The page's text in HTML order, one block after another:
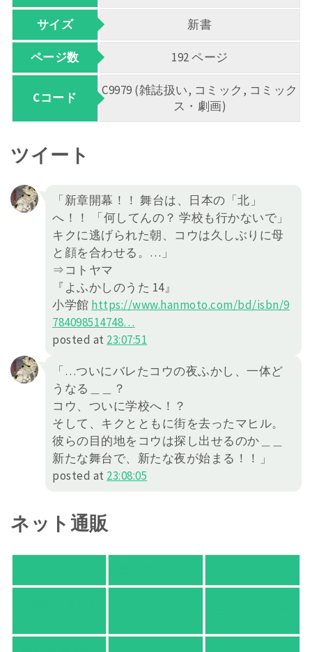
サイズ 新書
ページ数 192 ページ
Cコード
C9979 (雑誌扱い, コミック, コミック
ス・劇画)
ツイート
「新章開幕！！ 舞台は、日本の「北」
へ！！ 「何してんの？ 学校も行かないで」
キクに逃げられた朝、コウは久しぶりに母
と顔を合わせる。…」
⇒コトヤマ
『よふかしのうた 14』
小学館 https://www.hanmoto.com/bd/isbn/9
784098514748…
posted at 23:07:51
「…ついにバレたコウの夜ふかし、一体ど
うなる＿＿？
コウ、ついに学校へ！？
そして、キクとともに街を去ったマヒル。
彼らの目的地をコウは探し出せるのか＿＿
新たな舞台で、新たな夜が始まる！！」
posted at 23:08:05
ネット通販